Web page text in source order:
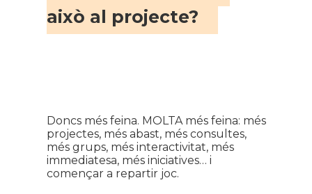
això al projecte?
Doncs més feina. MOLTA més feina: més
projectes, més abast, més consultes,
més grups, més interactivitat, més
immediatesa, més iniciatives… i
començar a repartir joc.